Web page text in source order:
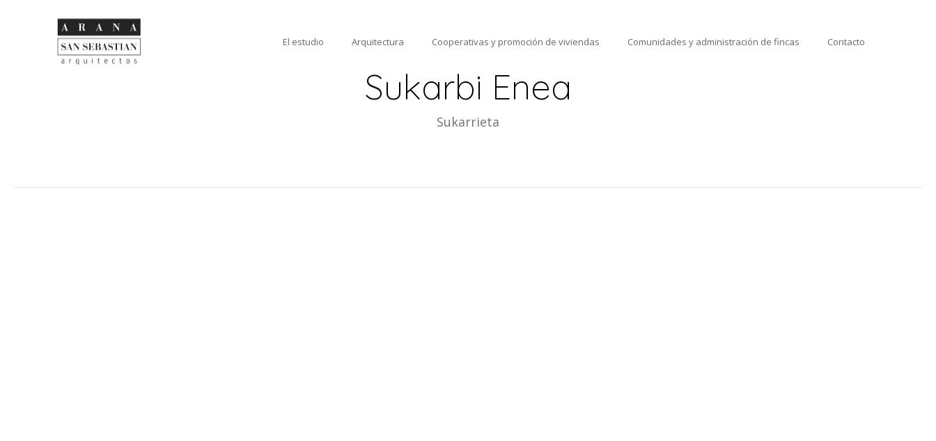
El estudio Arquitectura Cooperativas y promoción de viviendas Comunidades y administración de fincas Contacto
Sukarbi Enea
Sukarrieta